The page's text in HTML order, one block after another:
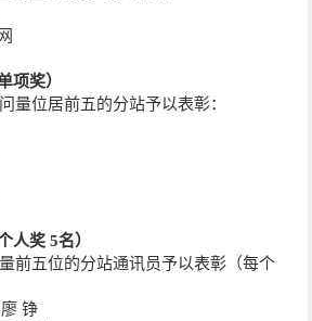
项奖）
量位居前五的分站予以表彰：
人奖 5名）
前五位的分站通讯员予以表彰（每个
铮